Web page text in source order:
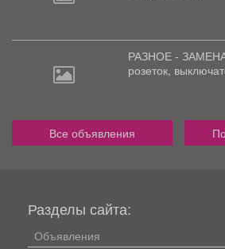
РАЗНОЕ -
розеток,
Все объявления
Разделы сайта:
Объявления